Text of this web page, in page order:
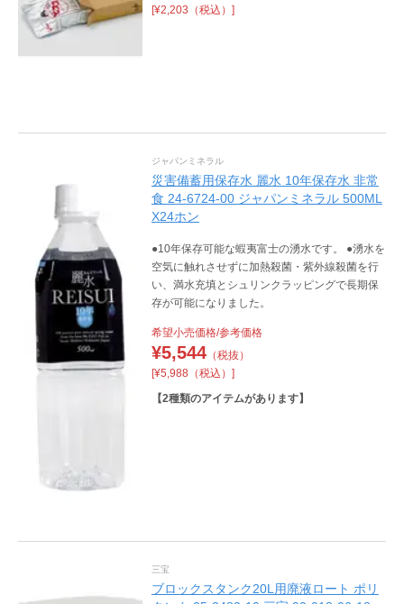
[¥2,203（税込）]
ジャパンミネラル
災害備蓄用保存水 麗水 10年保存水 非常
食 24-6724-00 ジャパンミネラル 500ML
X24ホン
●10年保存可能な蝦夷富士の湧水です。 ●湧水を
空気に触れさせずに加熱殺菌・紫外線殺菌を行
い、満水充填とシュリンクラッピングで長期保
存が可能になりました。
希望小売価格/参考価格
¥5,544（税抜）
[¥5,988（税込）]
【2種類のアイテムがあります】
三宝
ブロックスタンク20L用廃液ロート ポリ